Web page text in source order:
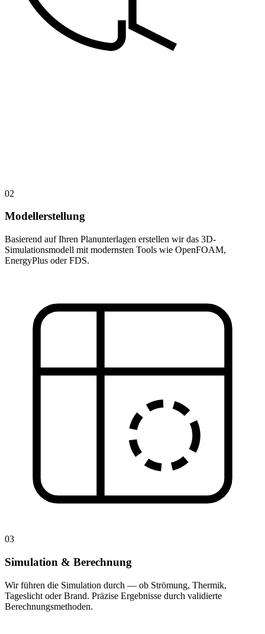
02
Modellerstellung
Basierend auf Ihren Planunterlagen erstellen wir das 3D-
Simulationsmodell mit modernsten Tools wie OpenFOAM,
EnergyPlus oder FDS.
03
Simulation & Berechnung
Wir führen die Simulation durch — ob Strömung, Thermik,
Tageslicht oder Brand. Präzise Ergebnisse durch validierte
Berechnungsmethoden.